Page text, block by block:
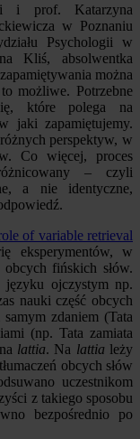
i prof. Katarzyna
w Poznaniu
Psychologii w
Kliś, absolwentka
można
możliwe. Potrzebne
które polega na
jaki zapamiętujemy.
perspektyw, w
Co więcej, proces
– czyli
a nie identyczne,
of variable retrieval
eksperymentów, w
fińskich słów.
języku ojczystym np.
nauki część obcych
zdaniem (Tata
(np. Tata zamiata
lattia. Na lattia leży
obcych słów
uczestnikom
z takiego sposobu
bezpośrednio po